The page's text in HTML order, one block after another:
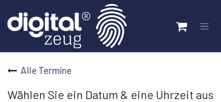
Alle Termine
Wählen Sie ein Datum & eine Uhrzeit aus